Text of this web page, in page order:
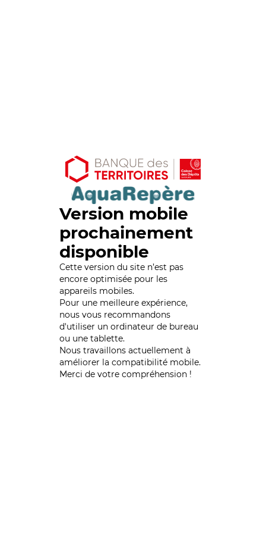
Version mobile
prochainement
disponible
Cette version du site n’est pas
encore optimisée pour les
appareils mobiles.
Pour une meilleure expérience,
nous vous recommandons
d'utiliser un ordinateur de bureau
ou une tablette.
Nous travaillons actuellement à
améliorer la compatibilité mobile.
Merci de votre compréhension !